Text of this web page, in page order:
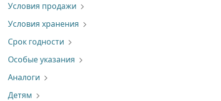
Условия продажи
Условия хранения
Срок годности
Особые указания
Аналоги
Детям